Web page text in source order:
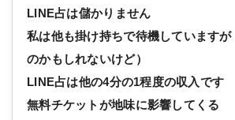
LINE占は儲かりません
私は他も掛け持ちで待機しています
のかもしれないけど）
LINE占は他の4分の1程度の収入です
無料チケットが地味に影響してくる